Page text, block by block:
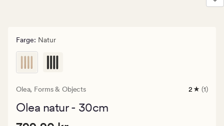
Farge: Natur
Olea, Forms & Objects
1
2 (1)
Olea natur - 30cm
Pris